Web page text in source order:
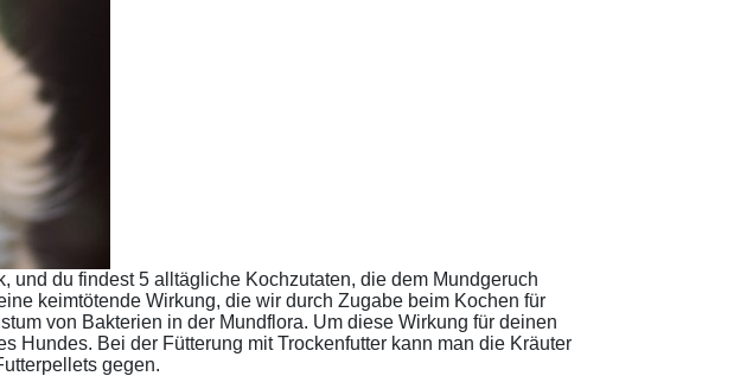
und du findest 5 alltägliche Kochzutaten, die dem Mundgeruch
keimtötende Wirkung, die wir durch Zugabe beim Kochen für
von Bakterien in der Mundflora. Um diese Wirkung für deinen
Hundes. Bei der Fütterung mit Trockenfutter kann man die Kräuter
gegen.